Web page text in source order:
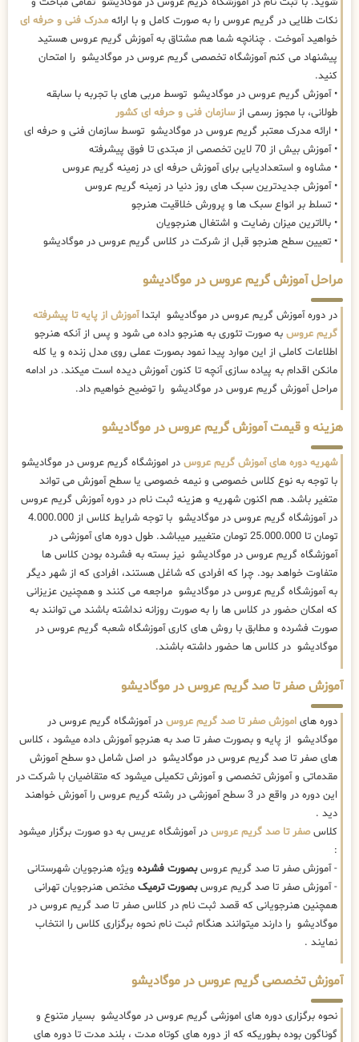
نکات طلایی در گریم عروس را به صورت کامل و با ارائه مدرک فنی و حرفه ای
خواهید آموخت . چنانچه شما هم مشتاق به آموزش گریم عروس هستید
پیشنهاد می کنم آموزشگاه تخصصی گریم عروس در موگادیشو را امتحان
کنید.
• آموزش گریم عروس در موگادیشو توسط مربی های با تجربه با سابقه
طولانی، با مجوز رسمی ازسازمان فنی و حرفه ای کشور
• ارائه مدرک معتبر گریم عروس در موگادیشو توسط سازمان فنی و حرفه ای
• آموزش بیش از 70 لاین تخصصی از مبتدی تا فوق پیشرفته
• مشاوه و استعدادیابی برای آموزش حرفه ای در زمینه گریم عروس
• آموزش جدیدترین سبک های روز دنیا در زمینه گریم عروس
• تسلط بر انواع سبک ها و پرورش خلاقیت هنرجو
• بالاترین میزان رضایت و اشتغال هنرجویان
• تعیین سطح هنرجو قبل از شرکت در کلاس گریم عروس در موگادیشو
مراحل آموزش گریم عروس در موگادیشو
در دوره آموزش گریم عروس در موگادیشو ابتداآموزش از پایه تا پیشرفته
گریم عروس به صورت تئوری به هنرجو داده می شود و پس از آنکه هنرجو
اطلاعات کاملی از این موارد پیدا نمود بصورت عملی روی مدل زنده و یا کله
مانکن اقدام به پیاده سازی آنچه تا کنون آموزش دیده است میکند. در ادامه
مراحل آموزش گریم عروس در موگادیشو را توضیح خواهیم داد.
هزینه و قیمت آموزش گریم عروس در موگادیشو
شهریه دوره های آموزش گریم عروس در اموزشگاه گریم عروس در موگادیشو
با توجه به نوع کلاس خصوصی و نیمه خصوصی یا سطح آموزش می تواند
متغیر باشد. هم اکنون شهریه و هزینه ثبت نام در دوره آموزش گریم عروس
در آموزشگاه گریم عروس در موگادیشو با توجه شرایط کلاس از 4.000.000
تومان تا 25.000.000 تومان متغییر میباشد. طول دوره های آموزشی در
آموزشگاه گریم عروس در موگادیشو نیز بسته به فشرده بودن کلاس ها
متفاوت خواهد بود. چرا که افرادی که شاغل هستند، افرادی که از شهر دیگر
به آموزشگاه گریم عروس در موگادیشو مراجعه می کنند و همچنین عزیزانی
که امکان حضور در کلاس ها را به صورت روزانه نداشته باشند می توانند به
صورت فشرده و مطابق با روش های کاری آموزشگاه شعبه گریم عروس در
موگادیشو در کلاس ها حضور داشته باشند.
آموزش صفر تا صد گریم عروس در موگادیشو
دوره های اموزش صفر تا صد گریم عروس در آموزشگاه گریم عروس در
موگادیشو از پایه و بصورت صفر تا صد به هنرجو آموزش داده میشود ، کلاس
های صفر تا صد گریم عروس در موگادیشو در اصل شامل دو سطح آموزش
مقدماتی و آموزش تخصصی و آموزش تکمیلی میشود که متقاضیان با شرکت در
این دوره در واقع در 3 سطح آموزشی در رشته گریم عروس را آموزش خواهند
دید .
کلاسصفر تا صد گریم عروس در آموزشگاه عریس به دو صورت برگزار میشود
:
- آموزش صفر تا صد گریم عروسبصورت فشرده ویژه هنرجویان شهرستانی
- آموزش صفر تا صد گریم عروسبصورت ترمیک مختص هنرجویان تهرانی
همچنین هنرجویانی که قصد ثبت نام در کلاس صفر تا صد گریم عروس در
موگادیشو را دارند میتوانند هنگام ثبت نام نحوه برگزاری کلاس را انتخاب
نمایند .
آموزش تخصصی گریم عروس در موگادیشو
نحوه برگزاری دوره های اموزشی گریم عروس در موگادیشو بسیار متنوع و
گوناگون بوده بطوریکه که از دوره های کوتاه مدت ، بلند مدت تا دوره های